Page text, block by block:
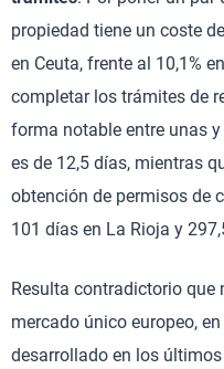
propiedad tiene un coste
en Ceuta, frente al 10,1%
completar los trámites de
forma notable entre unas
es de 12,5 días, mientras
obtención de permisos de
101 días en La Rioja y
Resulta contradictorio que
mercado único europeo,
desarrollado en los